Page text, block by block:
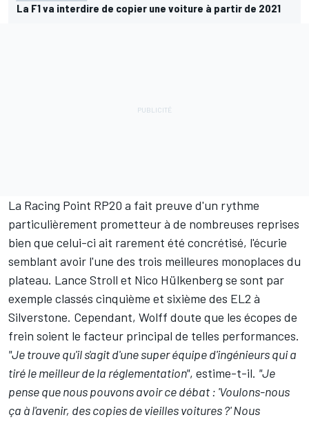
La F1 va interdire de copier une voiture à partir de 2021
La Racing Point RP20 a fait preuve d'un rythme
particulièrement prometteur à de nombreuses reprises
bien que celui-ci ait rarement été concrétisé, l'écurie
semblant avoir l'une des trois meilleures monoplaces du
plateau. Lance Stroll et Nico Hülkenberg se sont par
exemple classés cinquième et sixième des EL2 à
Silverstone. Cependant, Wolff doute que les écopes de
frein soient le facteur principal de telles performances.
"Je trouve qu'il s'agit d'une super équipe d'ingénieurs qui a
tiré le meilleur de la réglementation", estime-t-il. "Je
pense que nous pouvons avoir ce débat : 'Voulons-nous
ça à l'avenir, des copies de vieilles voitures ?' Nous